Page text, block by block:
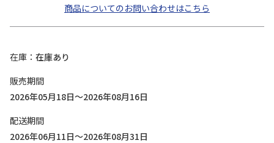
商品についてのお問い合わせはこちら
在庫
在庫あり
販売期間
2026年05月18日～2026年08月16日
配送期間
2026年06月11日～2026年08月31日